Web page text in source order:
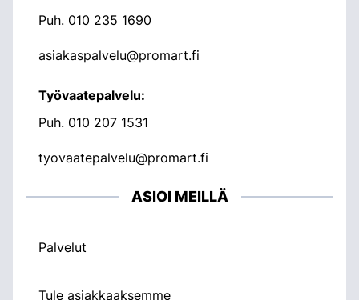
Puh. 010 235 1690
asiakaspalvelu@promart.fi
Työvaatepalvelu:
Puh. 010 207 1531
tyovaatepalvelu@promart.fi
ASIOI MEILLÄ
Palvelut
Tule asiakkaaksemme